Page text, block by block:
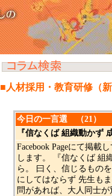
■人材採用・教育研修（新
今日の一言選 （21）
『信なくば 組織動かず
Facebook Pageにて掲載
します。 『信なくば 組
ら。 曰く、信じるもの
にしてはならず 先生も
問があれば、大人同士